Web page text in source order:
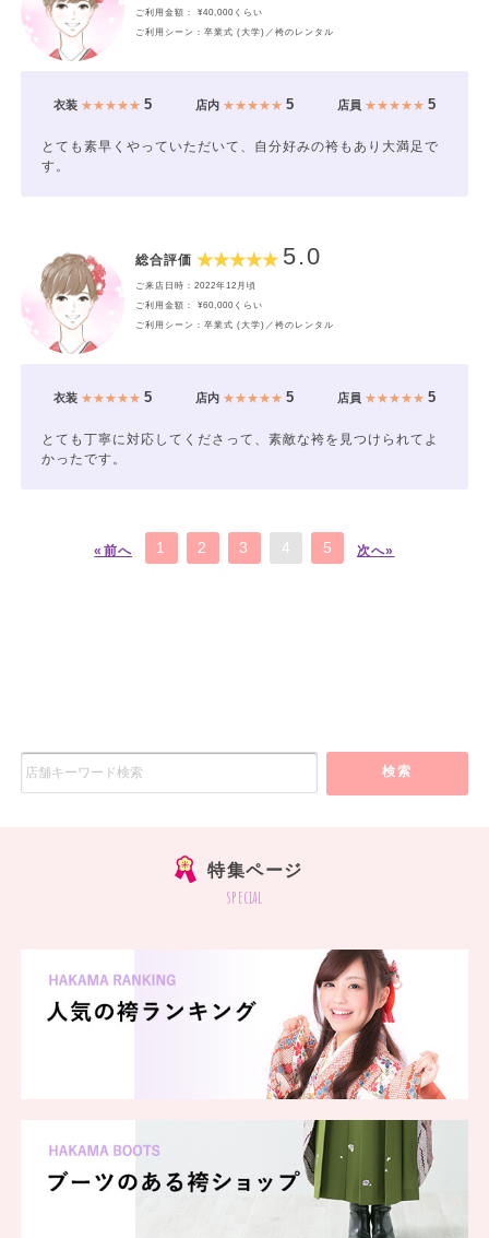
ご利用金額： ¥40,000くらい
ご利用シーン：卒業式 (大学)／袴のレンタル
衣装★★★★★ 5 店内★★★★★ 5 店員 ★★★★★5
とても素早くやっていただいて、自分好みの袴もあり大満足で
す。
総合評価 5.0
ご来店日時：2022年12月頃
ご利用金額： ¥60,000くらい
ご利用シーン：卒業式 (大学)／袴のレンタル
衣装★★★★★ 5 店内★★★★★ 5 店員 ★★★★★5
とても丁寧に対応してくださって、素敵な袴を見つけられてよ
かったです。
«前へ 1 2 3 4 5 次へ»
検索
特集ページ
special